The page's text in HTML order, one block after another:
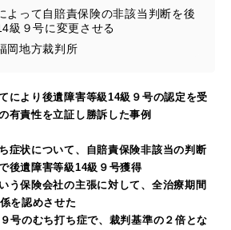
よって自賠責保険の非該当判断を後
級９号に変更させる
岡地方裁判所
により後遺障害等級14級９号の認定を受
有責性を立証し勝訴した事例
状について、自賠責保険非該当の判断
後遺障害等級14級９号獲得
保険会社の主張に対して、全治療期間
を認めさせた
のむち打ち症で、裁判基準の２倍とな